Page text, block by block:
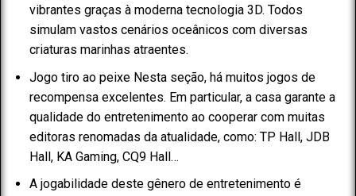
vibrantes graças à moderna tecnologia 3D. Todos
simulam vastos cenários oceânicos com diversas
criaturas marinhas atraentes.
Jogo tiro ao peixe Nesta seção, há muitos jogos de
recompensa excelentes. Em particular, a casa garante a
qualidade do entretenimento ao cooperar com muitas
editoras renomadas da atualidade, como: TP Hall, JDB
Hall, KA Gaming, CQ9 Hall…
A jogabilidade deste gênero de entretenimento é